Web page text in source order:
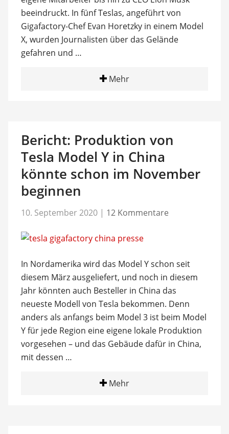
beeindruckt. In fünf Teslas, angeführt von
Gigafactory-Chef Evan Horetzky in einem Model
X, wurden Journalisten über das Gelände
gefahren und …
Mehr
Bericht: Produktion von
Tesla Model Y in China
könnte schon im November
beginnen
10. September 2020 | 12 Kommentare
In Nordamerika wird das Model Y schon seit
diesem März ausgeliefert, und noch in diesem
Jahr könnten auch Besteller in China das
neueste Modell von Tesla bekommen. Denn
anders als anfangs beim Model 3 ist beim Model
Y für jede Region eine eigene lokale Produktion
vorgesehen – und das Gebäude dafür in China,
mit dessen …
Mehr